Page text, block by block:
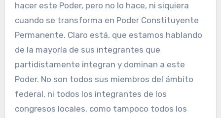
hacer este Poder, pero no lo hace, ni siquiera
cuando se transforma en Poder Constituyente
Permanente. Claro está, que estamos hablando
de la mayoría de sus integrantes que
partidistamente integran y dominan a este
Poder. No son todos sus miembros del ámbito
federal, ni todos los integrantes de los
congresos locales, como tampoco todos los